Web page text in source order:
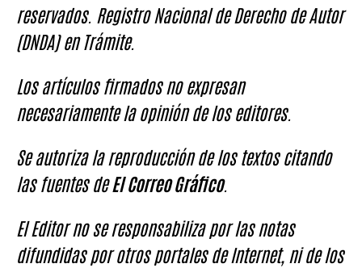
reservados. Registro Nacional de Derecho de Autor
(DNDA) en Trámite.
Los artículos firmados no expresan
necesariamente la opinión de los editores.
Se autoriza la reproducción de los textos citando
las fuentes deEl Correo Gráfico.
El Editor no se responsabiliza por las notas
difundidas por otros portales de Internet, ni de los